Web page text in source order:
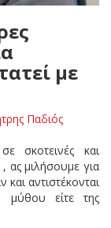
με
Παδιός
σκοτεινές και
ας μιλήσουμε για
αντιστέκονται
μύθου είτε της